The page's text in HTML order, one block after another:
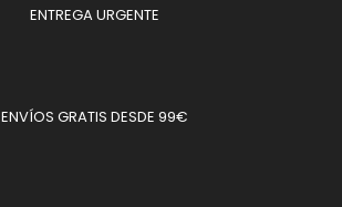
ENTREGA URGENTE
ENVÍOS GRATIS DESDE 99€